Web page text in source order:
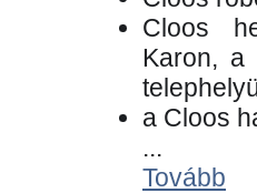
Cloos
Karon, a
a Cloos
...
Tovább